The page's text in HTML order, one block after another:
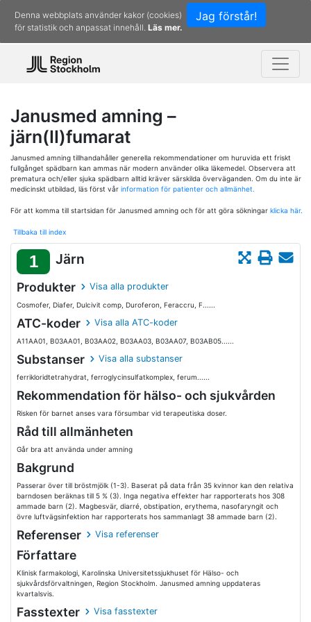
Jag förstår!
Denna webbplats använder kakor (cookies)
för statistik och anpassat innehåll. Läs mer.
Janusmed amning –
järn(II)fumarat
Janusmed amning tillhandahåller generella rekommendationer om huruvida ett friskt
fullgånget spädbarn kan ammas när modern använder olika läkemedel. Observera att
prematura och/eller sjuka spädbarn alltid kräver särskilda överväganden. Om du inte är
medicinskt utbildad, läs först vår information för patienter och allmänhet.
För att komma till startsidan för Janusmed amning och för att göra sökningar klicka här.
Tillbaka till index
1 Järn
Produkter Visa alla produkter
Cosmofer, Diafer, Dulcivit comp, Duroferon, Feraccru, F......
ATC-koder Visa alla ATC-koder
A11AA01, B03AA01, B03AA02, B03AA03, B03AA07, B03AB05......
Substanser Visa alla substanser
ferrikloridtetrahydrat, ferroglycinsulfatkomplex, ferum......
Rekommendation för hälso- och sjukvården
Risken för barnet anses vara försumbar vid terapeutiska doser.
Råd till allmänheten
Går bra att använda under amning
Bakgrund
Passerar över till bröstmjölk (1-3). Baserat på data från 35 kvinnor kan den relativa
barndosen beräknas till 5 % (3). Inga negativa effekter har rapporterats hos 308
ammade barn (2). Magbesvär, diarré, obstipation, erythema, nasofaryngit och
övre luftvägsinfektion har rapporterats hos sammanlagt 38 ammade barn (2).
Referenser Visa referenser
Författare
Klinisk farmakologi, Karolinska Universitetssjukhuset för Hälso- och
sjukvårdsförvaltningen, Region Stockholm. Janusmed amning uppdateras
kvartalsvis.
Fasstexter Visa fasstexter